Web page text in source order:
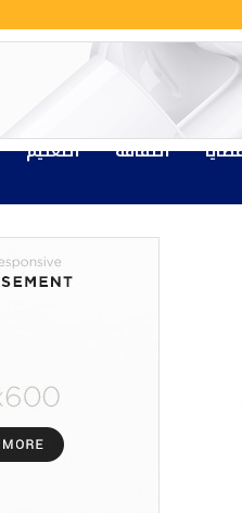
الثقافة التعليم